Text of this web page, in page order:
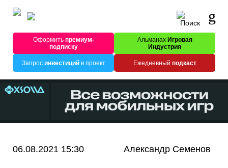
Оформитьпремиум-
подписку
Альманах Игровая
Индустрия
Запрос инвестицийв проект Ежедневный подкаст
06.08.2021 15:30 Александр Семенов